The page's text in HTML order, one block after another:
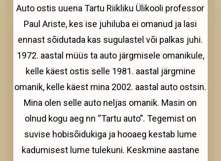
Auto ostis uuena Tartu Riikliku Ülikooli professor
Paul Ariste, kes ise juhiluba ei omanud ja lasi
ennast sõidutada kas sugulastel või palkas juhi.
1972. aastal müüs ta auto järgmisele omanikule,
kelle käest ostis selle 1981. aastal järgmine
omanik, kelle käest mina 2002. aastal auto ostsin.
Mina olen selle auto neljas omanik. Masin on
olnud kogu aeg nn “Tartu auto”. Tegemist on
suvise hobisõidukiga ja hooaeg kestab lume
kadumisest lume tulekuni. Keskmine aastane